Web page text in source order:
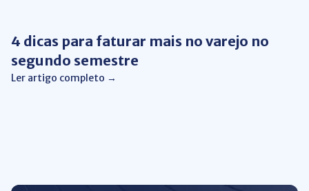
4 dicas para faturar mais no varejo no
segundo semestre
Ler artigo completo →